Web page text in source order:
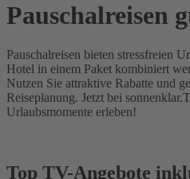
Pauschalreisen
Pauschalreisen bieten stressfreien
Hotel in einem Paket kombiniert
Nutzen Sie attraktive Rabatte und
Reiseplanung. Jetzt bei
Urlaubsmomente erleben!
Top TV-Angebote